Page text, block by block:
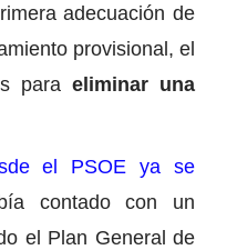
adecuación de
provisional, el
para eliminar una
el PSOE ya se
contado con un
el Plan General de